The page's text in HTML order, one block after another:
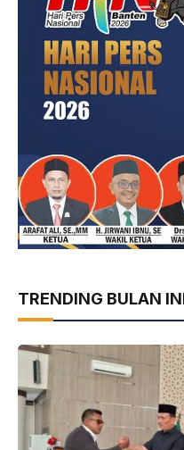
TRENDING BULAN